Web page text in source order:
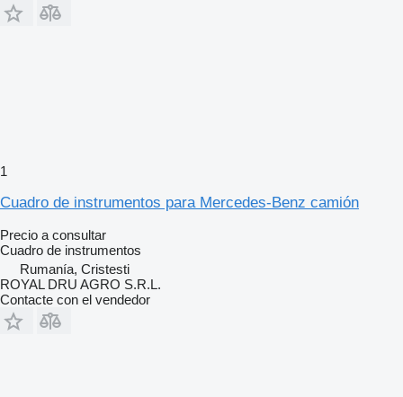
1
Cuadro de instrumentos para Mercedes-Benz camión
Precio a consultar
Cuadro de instrumentos
Rumanía, Cristesti
ROYAL DRU AGRO S.R.L.
Contacte con el vendedor